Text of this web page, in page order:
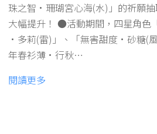
珠之智·珊瑚宮心海(水)」的祈願
大幅提升！ ●活動期間，四星角色
·多莉(雷)」、「無害甜度·砂糖(
年春衫薄·行秋…
閱讀更多